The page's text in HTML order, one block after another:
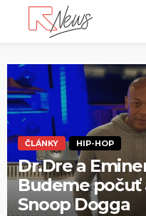
ČLÁNKY HIP-HOP
Dr.Dre a
Budeme počuť
Snoop Dogga